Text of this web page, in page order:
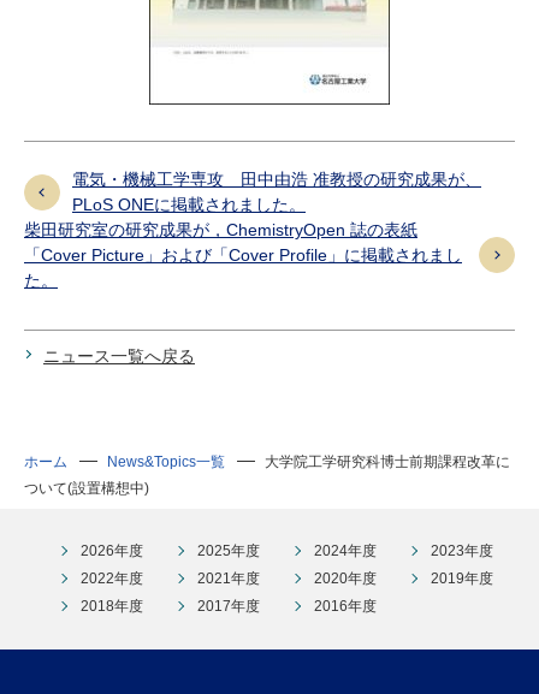
電気・機械工学専攻 田中由浩 准教授の研究成果が、
PLoS ONEに掲載されました。
柴田研究室の研究成果が，ChemistryOpen 誌の表紙
「Cover Picture」および「Cover Profile」に掲載されまし
た。
ニュース一覧へ戻る
ホーム News&Topics一覧
大学院工学研究科博士前期課程改革に
ついて(設置構想中)
2026年度 2025年度 2024年度
2023年度
2022年度
2021年度 2020年度
2019年度
2018年度
2017年度 2016年度